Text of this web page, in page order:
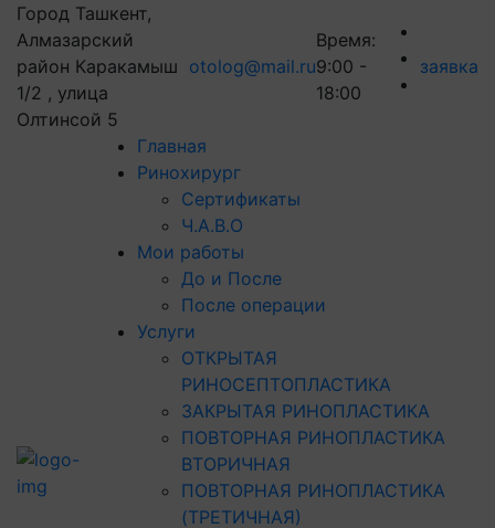
Город Ташкент,
Алмазарский
район Каракамыш
1/2 , улица
Олтинсой 5
otolog@mail.ru
Время:
9:00 -
18:00
заявка
Главная
Ринохирург
Сертификаты
Ч.А.В.О
Мои работы
До и После
После операции
Услуги
ОТКРЫТАЯ
РИНОСЕПТОПЛАСТИКА
ЗАКРЫТАЯ РИНОПЛАСТИКА
ПОВТОРНАЯ РИНОПЛАСТИКА
ВТОРИЧНАЯ
ПОВТОРНАЯ РИНОПЛАСТИКА
(ТРЕТИЧНАЯ)